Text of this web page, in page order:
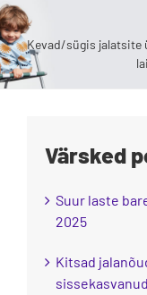
Lisad
Leiunurk
Brändid
Kevad/sügis jalatsite
Värsked
Suur laste
2025
Kitsad